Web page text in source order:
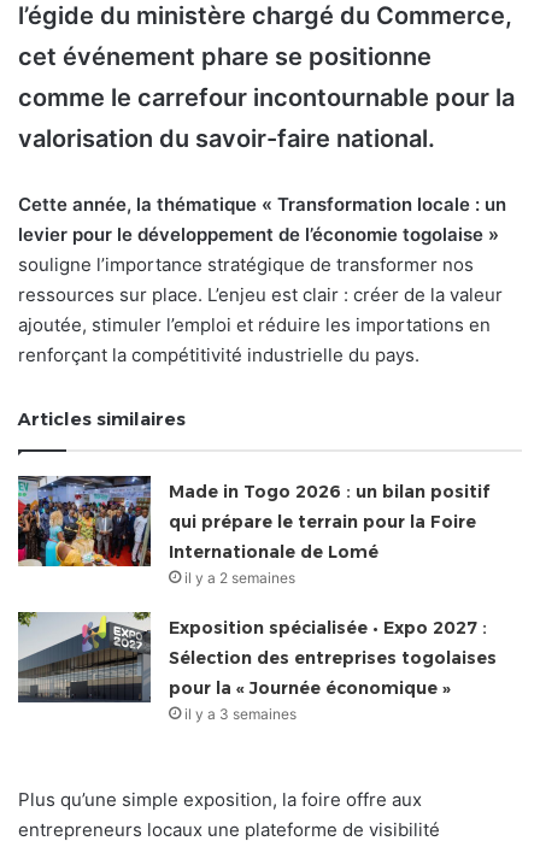
l’égide du ministère chargé du Commerce,
cet événement phare se positionne
comme le carrefour incontournable pour la
valorisation du savoir-faire national.
Cette année, la thématique « Transformation locale : un
levier pour le développement de l’économie togolaise »
souligne l’importance stratégique de transformer nos
ressources sur place. L’enjeu est clair : créer de la valeur
ajoutée, stimuler l’emploi et réduire les importations en
renforçant la compétitivité industrielle du pays.
Articles similaires
Made in Togo 2026 : un bilan positif
qui prépare le terrain pour la Foire
Internationale de Lomé
il y a 2 semaines
Exposition spécialisée • Expo 2027 :
Sélection des entreprises togolaises
pour la « Journée économique »
il y a 3 semaines
Plus qu’une simple exposition, la foire offre aux
entrepreneurs locaux une plateforme de visibilité